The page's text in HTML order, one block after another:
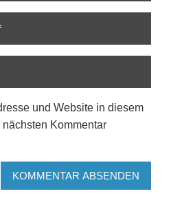
und Website in diesem
Kommentar